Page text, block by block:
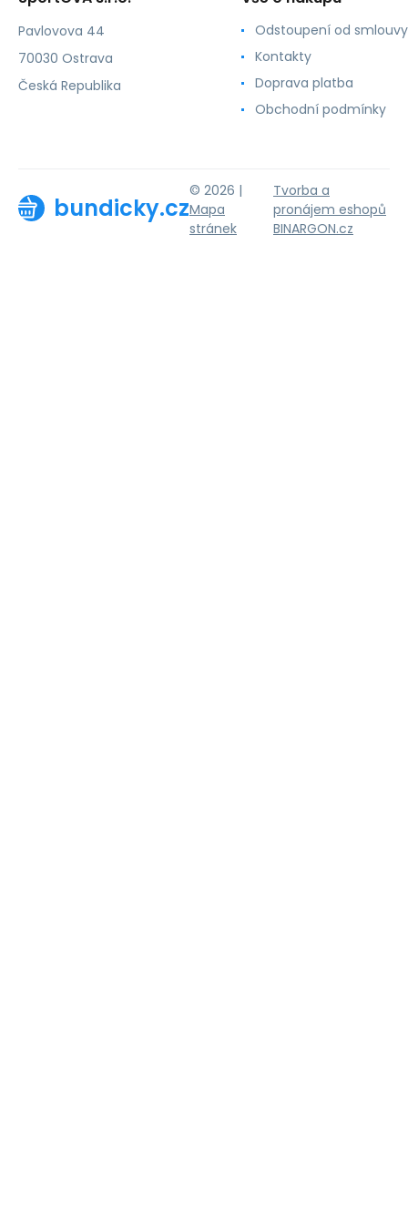
Pavlovova 44
70030 Ostrava
Česká Republika
Odstoupení od smlouvy
Kontakty
Doprava platba
Obchodní podmínky
bundicky.cz
© 2026 |
Mapa
stránek
Tvorba a
pronájem eshopů
BINARGON.cz